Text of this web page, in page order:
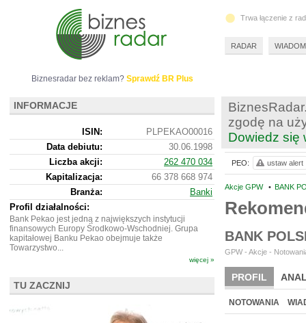
zgodę na
Dowiedz się
Akcje GPW • BANK
BANK
GPW - Akcje -
PROFIL
WYCENA BR
NOTOWANIA
PEO: ustaw alert
Biznesradar bez reklam? Sprawdź BR Plus
INFORMACJE
ISIN:
PLPEKAO00016
Data debiutu:
30.06.1998
Liczba akcji:
262 470 034
Kapitalizacja:
66 378 668 974
Branża:
Banki
Profil działalności:
Bank Pekao jest jedną z największych instytucji
finansowych Europy Środkowo-Wschodniej. Grupa
kapitałowej Banku Pekao obejmuje także
Towarzystwo...
więcej »
TU ZACZNIJ
Trwa łączenie z
RADAR